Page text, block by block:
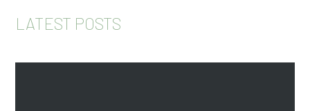
LATEST POSTS